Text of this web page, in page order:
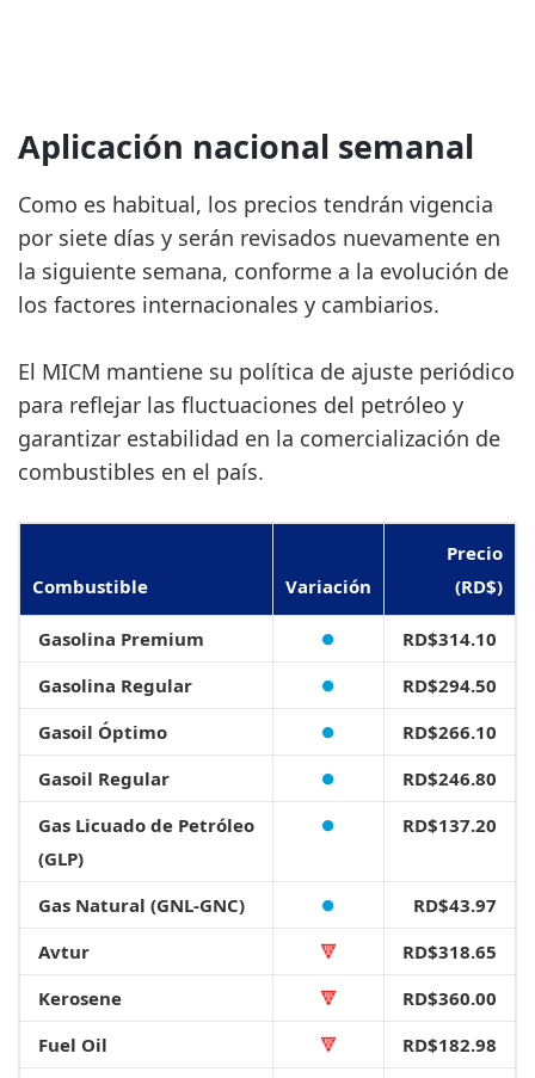
Aplicación nacional semanal
Como es habitual, los precios tendrán vigencia
por siete días y serán revisados nuevamente en
la siguiente semana, conforme a la evolución de
los factores internacionales y cambiarios.
El MICM mantiene su política de ajuste periódico
para reflejar las fluctuaciones del petróleo y
garantizar estabilidad en la comercialización de
combustibles en el país.
Combustible Variación
Precio
(RD$)
Gasolina Premium ⏺
RD$314.10
Gasolina Regular
⏺
RD$294.50
Gasoil Óptimo
⏺
RD$266.10
Gasoil Regular
⏺
RD$246.80
Gas Licuado de Petróleo
(GLP)
⏺ RD$137.20
Gas Natural (GNL-GNC) ⏺
RD$43.97
Avtur
🔻
RD$318.65
Kerosene
🔻
RD$360.00
Fuel Oil
🔻
RD$182.98